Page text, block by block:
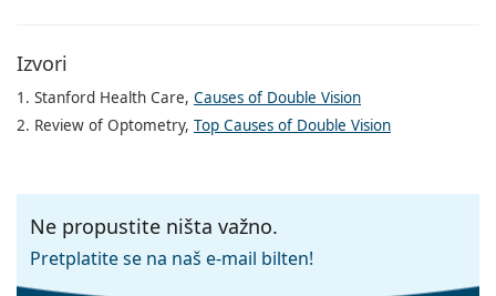
Izvori
1. Stanford Health Care, Causes of Double Vision
2. Review of Optometry, Top Causes of Double Vision
Ne propustite ništa važno.
Pretplatite se na naš e-mail bilten!